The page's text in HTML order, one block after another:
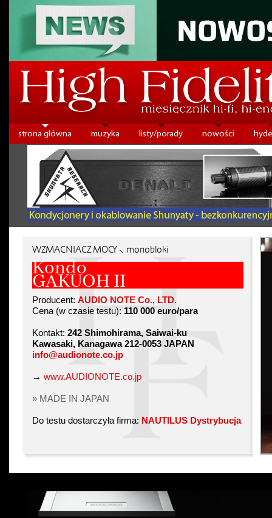
strona główna muzyka listy/porady nowości
WZMACNIACZ MOCY ⸜ monobloki
Kondo
GAKUOH II
Producent: AUDIO NOTE Co., LTD.
Cena (w czasie testu): 110 000 euro/para
Kontakt: 242 Shimohirama, Saiwai-ku
Kawasaki, Kanagawa 212-0053 JAPAN
info@audionote.co.jp
→ www.AUDIONOTE.co.jp
» MADE IN JAPAN
Do testu dostarczyła firma: NAUTILUS Dystrybucja